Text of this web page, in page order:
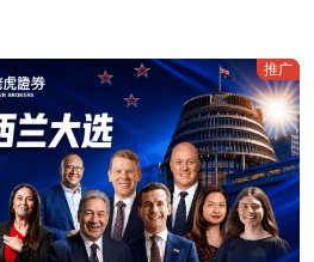
推广